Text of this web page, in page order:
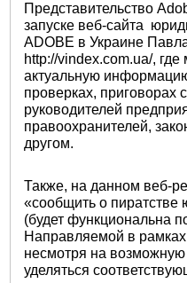
Представительство
запуске веб-сайта
ADOBE в Украине
http://vindex.com.ua/,
актуальную
проверках, приговорах
руководителей
правоохранителей,
другом.
Также, на данном веб-
«сообщить о пиратстве
(будет функциональна
Направляемой в
несмотря на возможную
уделяться